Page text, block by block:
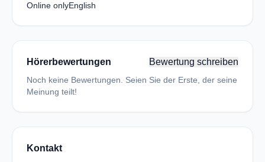
Online onlyEnglish
Hörerbewertungen Bewertung schreiben
Noch keine Bewertungen. Seien Sie der Erste, der seine
Meinung teilt!
Kontakt